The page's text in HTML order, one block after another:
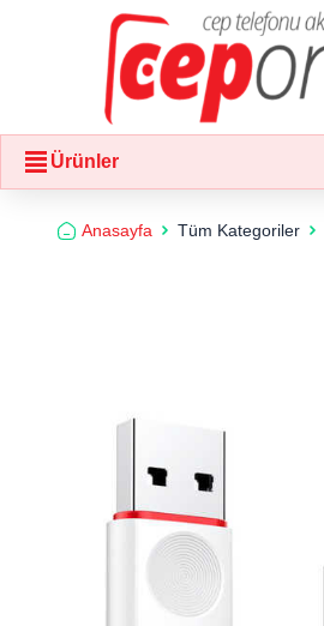
Ürünler
Anasayfa Tüm Kategoriler